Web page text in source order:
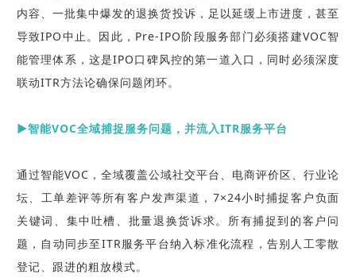
内容、一批集中爆发的退换货投诉，足以延缓上市进度，甚至
导致IPO中止。因此，Pre-IPO阶段服务部门必须搭建VOC智
能管理体系，这是IPO口碑风控的第一道入口，同时必须深度
联动ITR方法论确保问题闭环。
▶智能VOC全域捕捉服务问题，并流入ITR服务平台
通过智能VOC，全域覆盖公域社交平台、电商评价区、行业论
坛、工单差评等所有客户发声渠道，7×24小时捕捉客户负面
关键词、集中吐槽、批量退换货诉求。所有捕捉到的客户问
题，自动同步至ITR服务平台纳入标准化流程，告别人工零散
登记、跟进的粗放模式。